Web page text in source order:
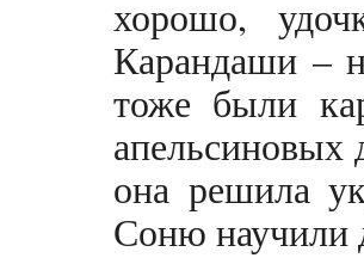
хорошо,
Карандаши –
тоже были
апельсиновых
она решила
Соню научили